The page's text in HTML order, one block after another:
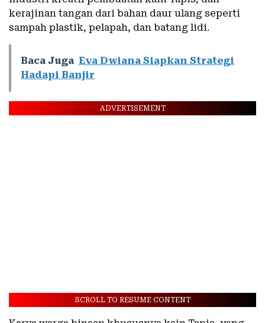
kerajinan tangan dari bahan daur ulang seperti
sampah plastik, pelapah, dan batang lidi.
Baca Juga Eva Dwiana Siapkan Strategi
Hadapi Banjir
ADVERTISEMENT
SCROLL TO RESUME CONTENT